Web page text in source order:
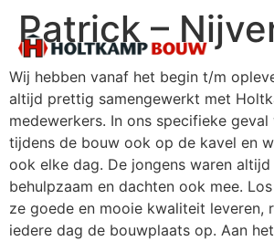
Patrick –
Wij hebben vanaf het begin t/m
altijd prettig samengewerkt met
medewerkers. In ons specifieke
tijdens de bouw ook op de kavel en
ook elke dag. De jongens waren
behulpzaam en dachten ook mee.
ze goede en mooie kwaliteit leveren,
iedere dag de bouwplaats op. Aan